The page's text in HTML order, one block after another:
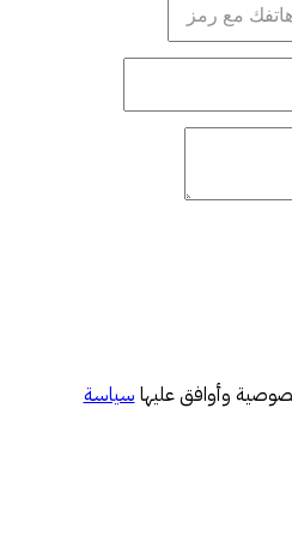
وأوافق عليها سياسة